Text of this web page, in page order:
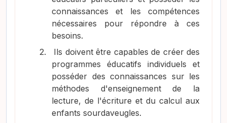
connaissances et les compétences
nécessaires pour répondre à ces
besoins.
2.
Ils doivent être capables de créer des
programmes éducatifs individuels et
posséder des connaissances sur les
méthodes d'enseignement de la
lecture, de l'écriture et du calcul aux
enfants sourdaveugles.